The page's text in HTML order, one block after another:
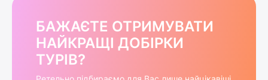
БАЖАЄТЕ ОТРИМУВАТИ
НАЙКРАЩІ ДОБІРКИ
ТУРІВ?